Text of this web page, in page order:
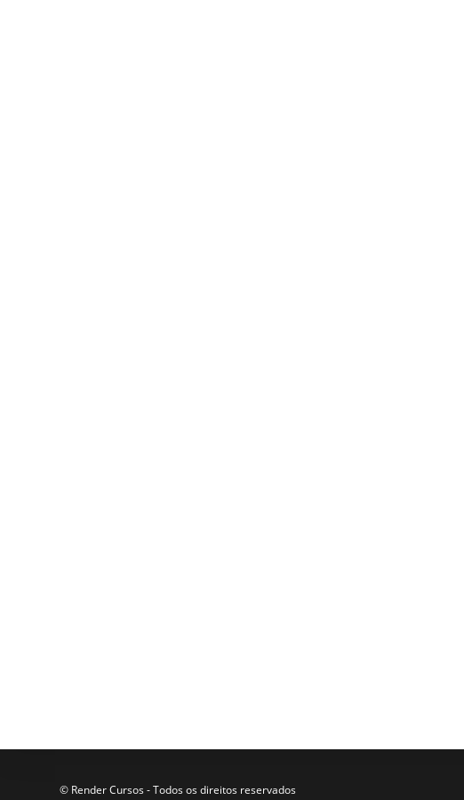
© Render Cursos - Todos os direitos reservados